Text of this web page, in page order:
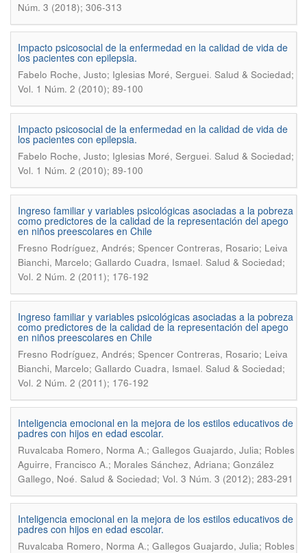
Núm. 3 (2018); 306-313
Impacto psicosocial de la enfermedad en la calidad de vida de
los pacientes con epilepsia.
Fabelo Roche, Justo; Iglesias Moré, Serguei. Salud & Sociedad;
Vol. 1 Núm. 2 (2010); 89-100
Impacto psicosocial de la enfermedad en la calidad de vida de
los pacientes con epilepsia.
Fabelo Roche, Justo; Iglesias Moré, Serguei. Salud & Sociedad;
Vol. 1 Núm. 2 (2010); 89-100
Ingreso familiar y variables psicológicas asociadas a la pobreza
como predictores de la calidad de la representación del apego
en niños preescolares en Chile
Fresno Rodríguez, Andrés; Spencer Contreras, Rosario; Leiva
Bianchi, Marcelo; Gallardo Cuadra, Ismael. Salud & Sociedad;
Vol. 2 Núm. 2 (2011); 176-192
Ingreso familiar y variables psicológicas asociadas a la pobreza
como predictores de la calidad de la representación del apego
en niños preescolares en Chile
Fresno Rodríguez, Andrés; Spencer Contreras, Rosario; Leiva
Bianchi, Marcelo; Gallardo Cuadra, Ismael. Salud & Sociedad;
Vol. 2 Núm. 2 (2011); 176-192
Inteligencia emocional en la mejora de los estilos educativos de
padres con hijos en edad escolar.
Ruvalcaba Romero, Norma A.; Gallegos Guajardo, Julia; Robles
Aguirre, Francisco A.; Morales Sánchez, Adriana; González
Gallego, Noé. Salud & Sociedad; Vol. 3 Núm. 3 (2012); 283-291
Inteligencia emocional en la mejora de los estilos educativos de
padres con hijos en edad escolar.
Ruvalcaba Romero, Norma A.; Gallegos Guajardo, Julia; Robles